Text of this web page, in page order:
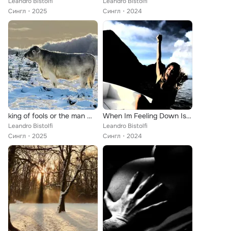
Сингл
2025
Сингл
2024
king of fools or the man who rules
Leandro Bistolfi
Сингл
2025
When Im Feeling Down Is Your Love That Keepsme Up
Leandro Bistolfi
Сингл
2024